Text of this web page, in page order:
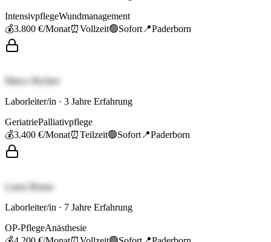
IntensivpflegeWundmanagement
💰3.800 €/Monat⏰Vollzeit🟢Sofort 📍Paderborn
Marco Richter
Laborleiter/in · 3 Jahre Erfahrung
GeriatriePalliativpflege
💰3.400 €/Monat⏰Teilzeit🟢Sofort 📍Paderborn
Laura Braun
Laborleiter/in · 7 Jahre Erfahrung
OP-PflegeAnästhesie